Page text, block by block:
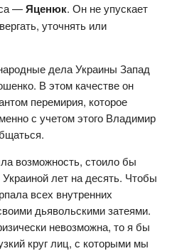
—Яценюк. Он не упускает
уточнять или
дела Украины Запад
В этом качестве он
перемирия, которое
с учетом этого Владимир
возможность, стоило бы
лет на десять. Чтобы
всех внутренних
дьявольскими затеями.
невозможна, то я бы
круг лиц, с которыми мы